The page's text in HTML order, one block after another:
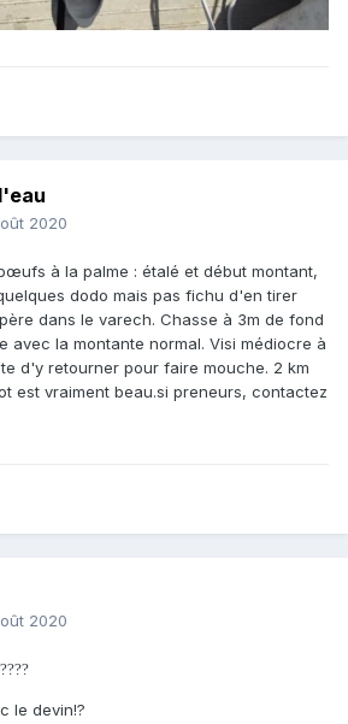
2020
à la palme : étalé et début montant,
dodo mais pas fichu d'en tirer
dans le varech. Chasse à 3m de fond
avec la montante normal. Visi médiocre à
d'y retourner pour faire mouche. 2 km
est vraiment beau.si preneurs, contactez
2020
????
le devin!?